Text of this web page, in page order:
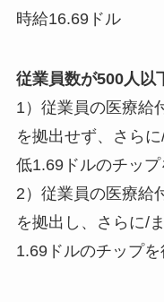
時給16.69ドル
従業員数が500人以
1）従業員の医療給
を拠出せず、さら
低1.69ドルのチッ
2）従業員の医療給
を拠出し、さらに/
1.69ドルのチップ